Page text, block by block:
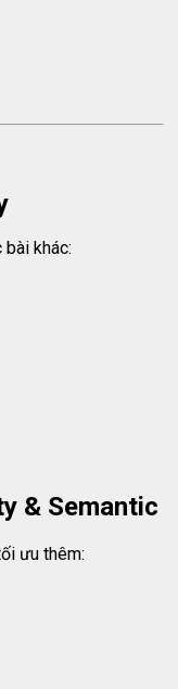
khác:
& Semantic
ưu thêm: